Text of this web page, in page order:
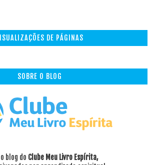
DE PÁGINAS
SOBRE O BLOG
blog do Clube Meu Livro Espírita,